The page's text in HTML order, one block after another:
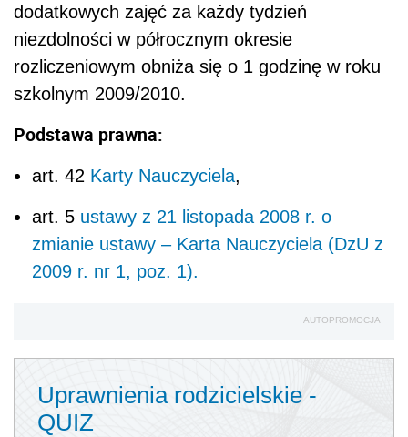
dodatkowych zajęć za każdy tydzień
niezdolności w półrocznym okresie
rozliczeniowym obniża się o 1 godzinę w roku
szkolnym 2009/2010.
Podstawa prawna:
art. 42 Karty Nauczyciela,
art. 5 ustawy z 21 listopada 2008 r. o
zmianie ustawy – Karta Nauczyciela (DzU z
2009 r. nr 1, poz. 1).
AUTOPROMOCJA
Uprawnienia rodzicielskie -
QUIZ